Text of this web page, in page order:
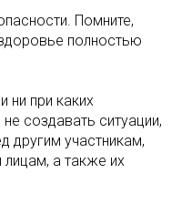
Помните,
полностью
ни при каких
создавать ситуации,
другим участникам,
лицам, а также их